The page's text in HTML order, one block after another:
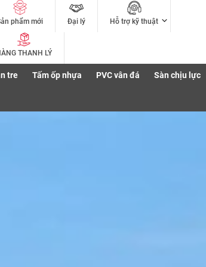
phẩm mới Đại lý Hỗ trợ kỹ thuật
THANH LÝ
tre Tấm ốp nhựa PVC vân đá Sàn chịu lực
an toàn Bảo hành Chứng chỉ